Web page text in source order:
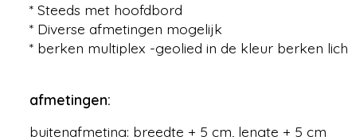
* Steeds met hoofdbord
* Diverse afmetingen mogelijk
* berken multiplex -geolied in de kleur berken
afmetingen:
buitenafmeting: breedte + 5 cm, lengte + 5 cm